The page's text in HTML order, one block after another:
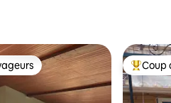
Coups
Coup